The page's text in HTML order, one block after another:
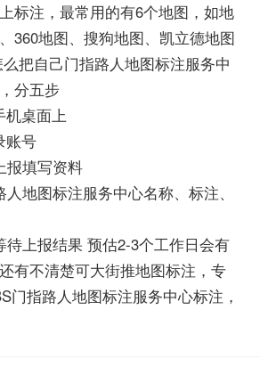
标注，最常用的有6个地图，如地
360地图、搜狗地图、凯立德地图
把自己门指路人地图标注服务中
分五步
机桌面上
账号
报填写资料
地图标注服务中心名称、标注、
待上报结果 预估2-3个工作日会有
有不清楚可大街推地图标注，专
门指路人地图标注服务中心标注，